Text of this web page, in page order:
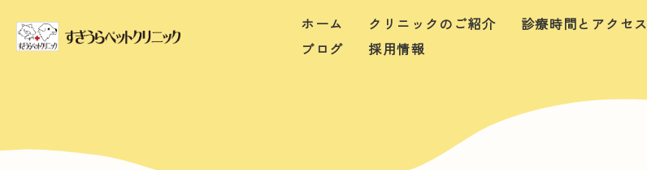
ホーム クリニックのご紹介 診療時間とアクセス
ブログ
採用情報